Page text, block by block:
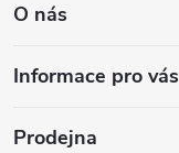
O nás
Informace pro vás
Prodejna